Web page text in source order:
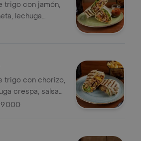
trigo con jamón,
lechuga
jalapeño,
trigo con chorizo,
crespa, salsas
frijol refrito, pico